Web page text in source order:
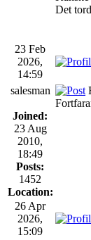
Det
23 Feb
2026,
14:59
salesman
Joined:
23 Aug
2010,
18:49
Posts:
1452
Location:
26 Apr
2026,
15:09